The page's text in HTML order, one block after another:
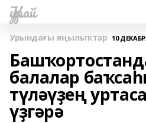
Ҡурай
Урындағы яңылыҡтар 10
балалар
түләүҙең
үҙгәрә